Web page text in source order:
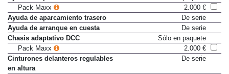
Pack Maxx
2.000 €
Ayuda de aparcamiento trasero
De serie
Ayuda de arranque en cuesta
De serie
Chasis adaptativo DCC
Sólo en paquete
Pack Maxx
2.000 €
Cinturones delanteros regulables
en altura
De serie